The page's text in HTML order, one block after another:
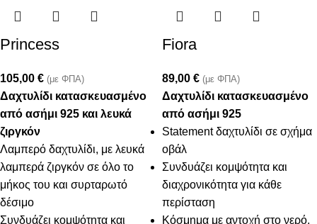
Princess
105,00 € (με ΦΠΑ)
Δαχτυλίδι κατασκευασμένο
από ασήμι 925 και λευκά
ζιργκόν
Λαμπερό δαχτυλίδι, με λευκά
λαμπερά ζιργκόν σε όλο το
μήκος του και συρταρωτό
δέσιμο
Συνδυάζει κομψότητα και
Fiora
89,00 € (με ΦΠΑ)
Δαχτυλίδι κατασκευασμένο
από ασήμι 925
Statement δαχτυλίδι σε σχήμα
οβάλ
Συνδυάζει κομψότητα και
διαχρονικότητα για κάθε
περίσταση
Κόσμημα με αντοχή στο νερό,